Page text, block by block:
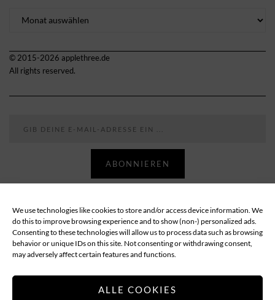
We use technologies like cookies to store and/or access device information. We
do this to improve browsing experience and to show (non-) personalized ads.
Consenting to these technologies will allow us to process data such as browsing
behavior or unique IDs on this site. Not consenting or withdrawing consent,
may adversely affect certain features and functions.
ALLE COOKIES
© 2015-2026 applethree.de
All rights reserved.
ABONNIEREN
Follow
ABOUT DATENSCHUTZ
IMPRESSUM
COOKIE-RICHTLINIE (EU)